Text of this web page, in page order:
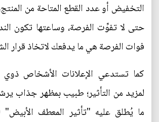
التخفيض أو عدد القطع المتاحة من
حتى لا تفوِّت الفرصة، وساعتها تكون
فوات الفرصة هي ما يدفعك لاتخاذ قرار
كما تستدعي الإعلانات الأشخاص ذوي
لمزيد من التأثير؛ طبيب بمظهر جذاب